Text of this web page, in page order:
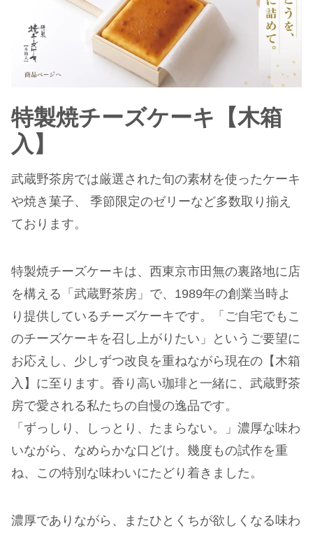
特製焼チーズケーキ【木箱
入】
武蔵野茶房では厳選された旬の素材を使ったケーキ
や焼き菓子、 季節限定のゼリーなど多数取り揃え
ております。
特製焼チーズケーキは、西東京市田無の裏路地に店
を構える「武蔵野茶房」で、1989年の創業当時よ
り提供しているチーズケーキです。「ご自宅でもこ
のチーズケーキを召し上がりたい」というご要望に
お応えし、少しずつ改良を重ねながら現在の【木箱
入】に至ります。香り高い珈琲と一緒に、武蔵野茶
房で愛される私たちの自慢の逸品です。
「ずっしり、しっとり、たまらない。」濃厚な味わ
いながら、なめらかな口どけ。幾度もの試作を重
ね、この特別な味わいにたどり着きました。
濃厚でありながら、またひとくちが欲しくなる味わ